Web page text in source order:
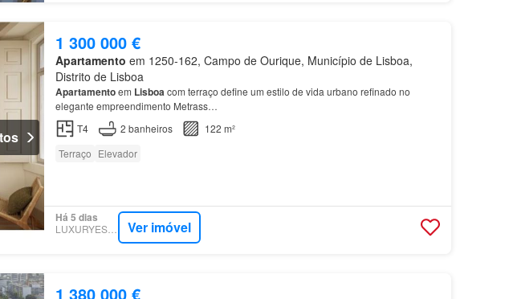
1 300 000 €
Apartamento em 1250-162, Campo de Ourique, Município de Lisboa,
Distrito de Lisboa
Apartamentoem Lisboacom terraço define um estilo de vida urbano refinado no
elegante empreendimento Metrass…
T4
2 banheiros
122 m²
Terraço Elevador
Há 5 dias
LUXURYESTATE Ver imóvel
1 380 000 €